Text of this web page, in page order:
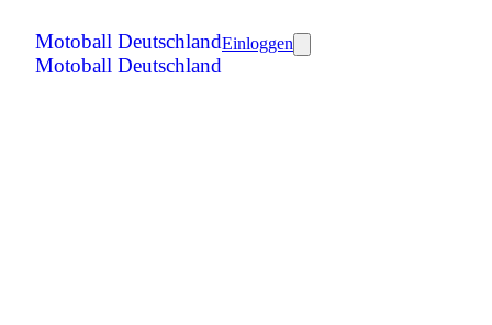
Motoball Deutschland
Motoball Deutschland
Einloggen